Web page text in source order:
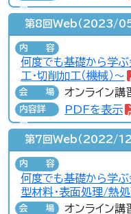
細
第8回Web（2023/
内容
何度でも基礎から学
工・切削加工（機械）～
会場 オンライン講
内容詳
細
PDFを表示
第7回Web（2022/
内容
何度でも基礎から学
型材料・表面処理/熱
会場 オンライン講